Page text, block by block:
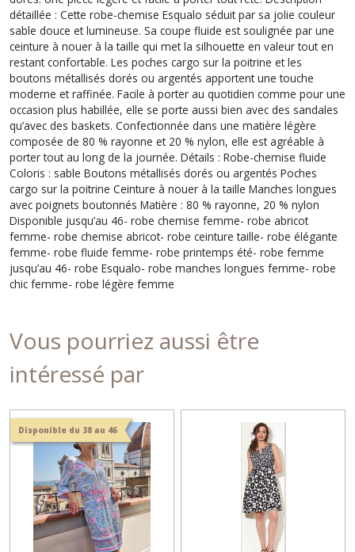
détaillée : Cette robe-chemise Esqualo séduit par sa jolie couleur
sable douce et lumineuse. Sa coupe fluide est soulignée par une
ceinture à nouer à la taille qui met la silhouette en valeur tout en
restant confortable. Les poches cargo sur la poitrine et les
boutons métallisés dorés ou argentés apportent une touche
moderne et raffinée. Facile à porter au quotidien comme pour une
occasion plus habillée, elle se porte aussi bien avec des sandales
qu’avec des baskets. Confectionnée dans une matière légère
composée de 80 % rayonne et 20 % nylon, elle est agréable à
porter tout au long de la journée. Détails : Robe-chemise fluide
Coloris : sable Boutons métallisés dorés ou argentés Poches
cargo sur la poitrine Ceinture à nouer à la taille Manches longues
avec poignets boutonnés Matière : 80 % rayonne, 20 % nylon
Disponible jusqu’au 46- robe chemise femme- robe abricot
femme- robe chemise abricot- robe ceinture taille- robe élégante
femme- robe fluide femme- robe printemps été- robe femme
jusqu’au 46- robe Esqualo- robe manches longues femme- robe
chic femme- robe légère femme
Vous pourriez aussi être
intéressé par
Disponible du 38 au 46